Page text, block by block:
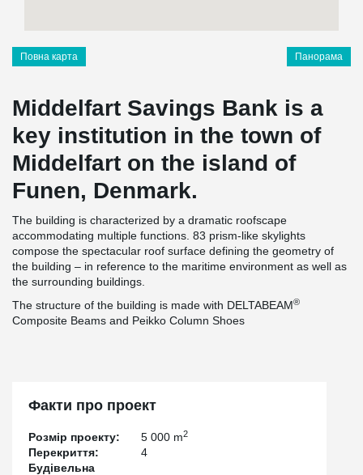
Повна карта Панорама
Middelfart Savings Bank is a
key institution in the town of
Middelfart on the island of
Funen, Denmark.
The building is characterized by a dramatic roofscape
accommodating multiple functions. 83 prism-like skylights
compose the spectacular roof surface defining the geometry of
the building – in reference to the maritime environment as well as
the surrounding buildings.
The structure of the building is made with DELTABEAM®
Composite Beams and Peikko Column Shoes
Факти про проект
Розмір проекту: 5 000 m2
Перекриття:
4
Будівельна